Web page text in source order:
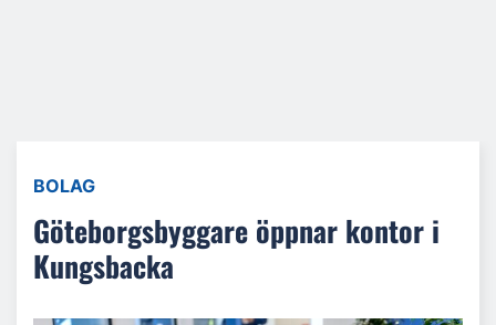
BOLAG
Göteborgsbyggare öppnar kontor i
Kungsbacka